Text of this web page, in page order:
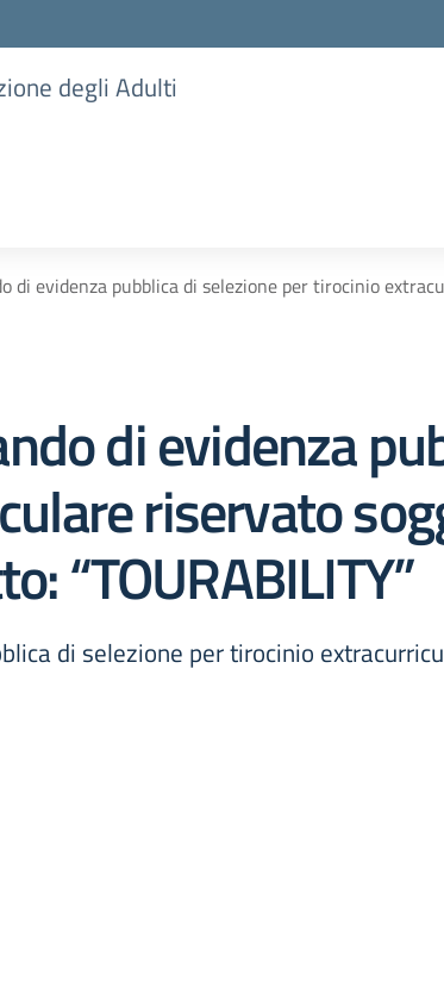
degli Adulti
di evidenza pubblica di selezione per tirocinio
di evidenza
riservato
“TOURABILITY”
di selezione per tirocinio